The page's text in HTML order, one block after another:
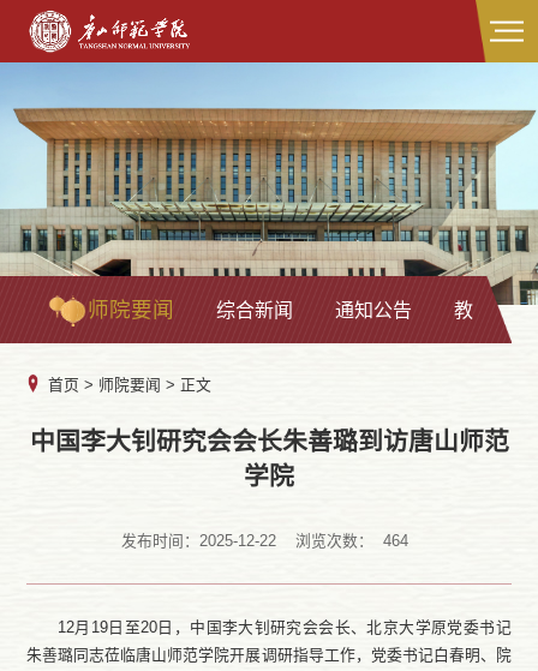
师院要闻 综合新闻 通知公告 教学科研
首页 > 师院要闻 > 正文
中国李大钊研究会会长朱善璐到访唐山师范
学院
发布时间：2025-12-22 浏览次数： 464
12月19日至20日，中国李大钊研究会会长、北京大学原党委书记
朱善璐同志莅临唐山师范学院开展调研指导工作，党委书记白春明、院